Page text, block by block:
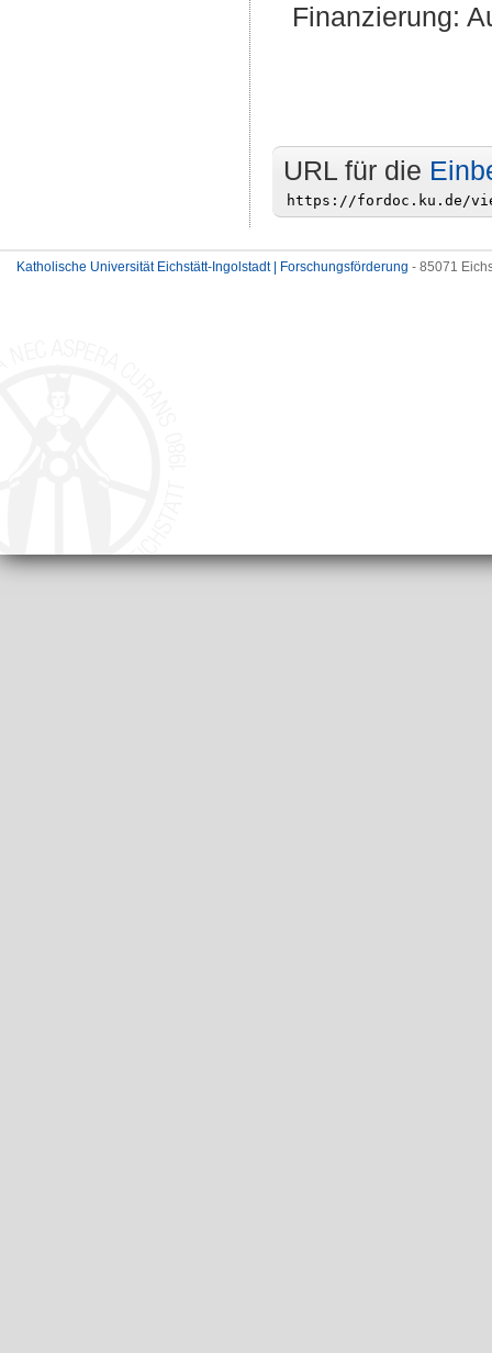
Finanzierung:
URL für die
Katholische Universität Eichstätt-Ingolstadt | Forschungsförderung - 85071